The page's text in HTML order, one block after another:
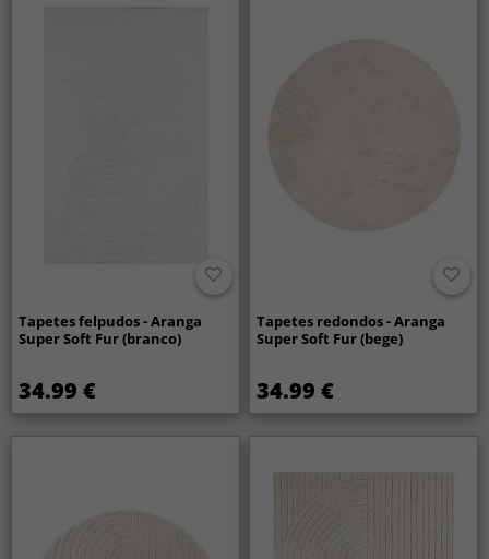
Tapetes felpudos - Aranga
Super Soft Fur (branco)
34.99 €
Tapetes redondos - Aranga
Super Soft Fur (bege)
34.99 €